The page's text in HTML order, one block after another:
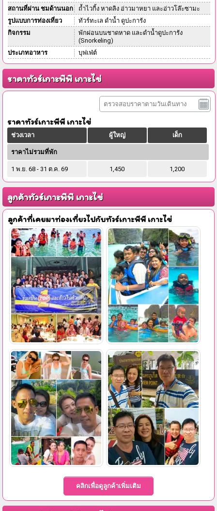
สถานที่ผ่าน ชมด้านนอก
ถ้ำไวกิ้ง หาดลิง อ่าวมาหยา และอ่าวโล๊ะซามะ
รูปแบบการท่องเที่ยว
ทัวร์ทะเล ดำน้ำ ดูปะการัง
กิจกรรม
พักผ่อนบนชาดหาด และดำน้ำดูปะการัง
(Snorkeling)
ประเภทอาหาร
บุฟเฟ่ต์
ราคาทัวร์เกาะพีพี เกาะไข่
ราคาทัวร์เกาะพีพี เกาะไข่
ช่วงเวลา ผู้ใหญ่ เด็ก
ราคาไม่รวมที่พัก
1 พ.ย. 68 - 31 ต.ค. 69 1,450 1,200
ลูกค้าทัวร์เกาะพีพี เกาะไข่
ลูกค้าที่เคยมาท่องเที่ยวไปกับทัวร์เกาะพีพี เกาะไข่